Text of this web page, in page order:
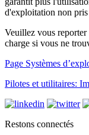
d'exploitation non pris
Veuillez vous
charge si vous ne
Page Systèmes
Pilotes et utilitaires:
Restons connectés